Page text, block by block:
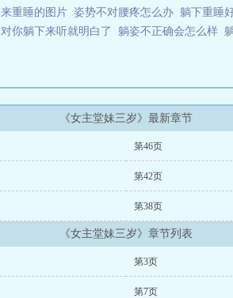
重睡的图片 姿势不对腰疼怎么办 躺下重睡
你躺下来听就明白了 躺姿不正确会怎么样
《女主堂妹三岁》最新章节
第46页
第42页
第38页
《女主堂妹三岁》章节列表
第3页
第7页